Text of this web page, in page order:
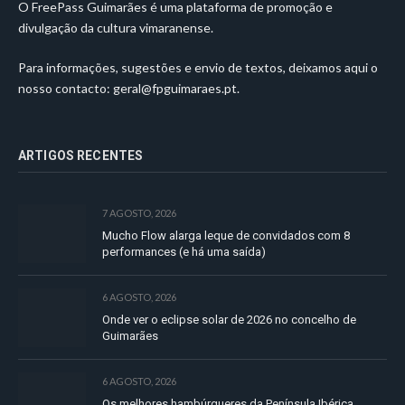
O FreePass Guimarães é uma plataforma de promoção e
divulgação da cultura vimaranense.
Para informações, sugestões e envio de textos, deixamos aqui o
nosso contacto: geral@fpguimaraes.pt.
ARTIGOS RECENTES
7 AGOSTO, 2026
Mucho Flow alarga leque de convidados com 8
performances (e há uma saída)
6 AGOSTO, 2026
Onde ver o eclipse solar de 2026 no concelho de
Guimarães
6 AGOSTO, 2026